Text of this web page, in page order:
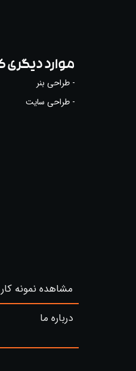
موارد
- طراحی بنر
- طراحی سایت
مشاهده نمونه کار
درباره ما